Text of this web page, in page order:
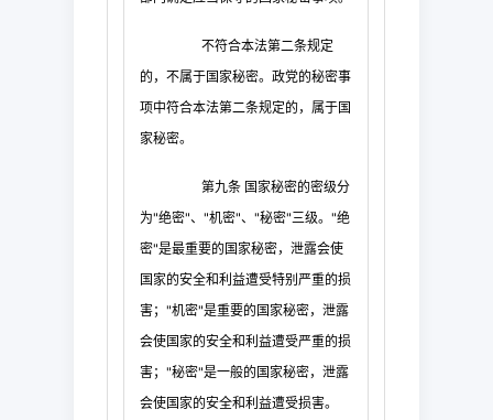
不符合本法第二条规定
的，不属于国家秘密。政党的秘密事
项中符合本法第二条规定的，属于国
家秘密。
第九条 国家秘密的密级分
为"绝密"、"机密"、"秘密"三级。"绝
密"是最重要的国家秘密，泄露会使
国家的安全和利益遭受特别严重的损
害；"机密"是重要的国家秘密，泄露
会使国家的安全和利益遭受严重的损
害；"秘密"是一般的国家秘密，泄露
会使国家的安全和利益遭受损害。